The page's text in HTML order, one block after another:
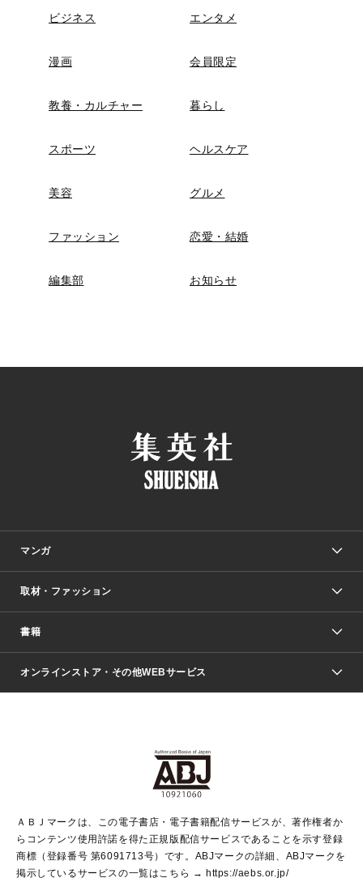
ビジネス エンタメ
漫画 会員限定
教養・カルチャー 暮らし
スポーツ ヘルスケア
美容 グルメ
ファッション 恋愛・結婚
編集部 お知らせ
マンガ
少年マンガ
Vジャンプ
ジャンプルーキー！
ジャンプTOON
S-MANGA
週刊ヤングジャンプ
ウルトラジャンプ
少女マンガ
リマコミ＋
マンガMeets
月刊オフィスユー
取材・ファッション
Seventeen
LEE
Marisol
芸能・情報・スポーツ
パラスポ＋！
書籍
文芸・文庫・総合
青春と読書
アジア人物史
集英社新書
集英社新書プラス
よみタイ
ライトノベル・ノベライズ
集英社Webマガジン Cobalt
集英社オレンジ文庫
シフォン文庫
集英社みらい文庫
S-KIDS.LAND
オンラインストア・その他WEBサービス
SHUEISHA MANGA-ART HERITAGE
HAPPY PLUS STORE
shueisha vox
EDITOR'S LAB
ＡＢＪマークは、この電子書店・電子書籍配信サービスが、著作権者か
らコンテンツ使用許諾を得た正規版配信サービスであることを示す登録
商標（登録番号 第6091713号）です。ABJマークの詳細、ABJマークを
掲示しているサービスの一覧はこちら → https://aebs.or.jp/